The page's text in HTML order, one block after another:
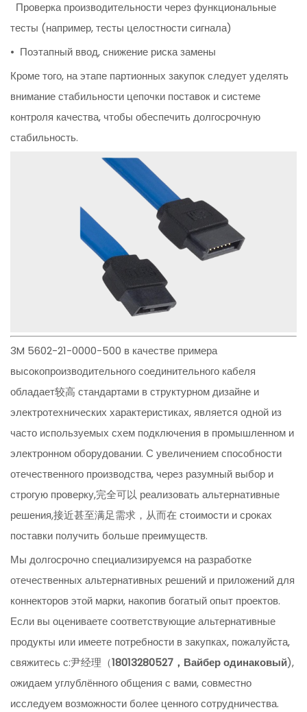
Проверка производительности через функциональные
тесты (например, тесты целостности сигнала)
• Поэтапный ввод, снижение риска замены
Кроме того, на этапе партионных закупок следует уделять
внимание стабильности цепочки поставок и системе
контроля качества, чтобы обеспечить долгосрочную
стабильность.
3M 5602-21-0000-500 в качестве примера
высокопроизводительного соединительного кабеля
обладает较高 стандартами в структурном дизайне и
электротехнических характеристиках, является одной из
часто используемых схем подключения в промышленном и
электронном оборудовании. С увеличением способности
отечественного производства, через разумный выбор и
строгую проверку,完全可以 реализовать альтернативные
решения,接近甚至满足需求，从而在 стоимости и сроках
поставки получить больше преимуществ.
Мы долгосрочно специализируемся на разработке
отечественных альтернативных решений и приложений для
коннекторов этой марки, накопив богатый опыт проектов.
Если вы оцениваете соответствующие альтернативные
продукты или имеете потребности в закупках, пожалуйста,
свяжитесь с:尹经理（18013280527，Вайбер одинаковый),
ожидаем углублённого общения с вами, совместно
исследуем возможности более ценного сотрудничества.